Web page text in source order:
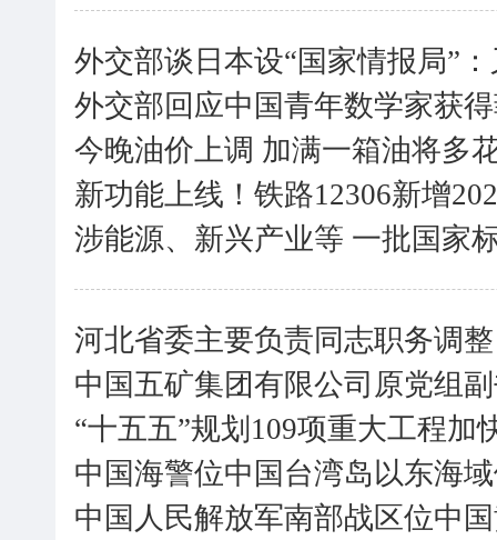
外交部谈日本设“国家情报局”
外交部回应中国青年数学家获
今晚油价上调 加满一箱油将多
新功能上线！铁路12306新增
涉能源、新兴产业等 一批国家
河北省委主要负责同志职务调整
中国五矿集团有限公司原党组
“十五五”规划109项重大工程加
中国海警位中国台湾岛以东海
中国人民解放军南部战区位中